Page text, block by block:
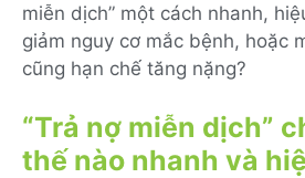
miễn dịch” một cách nhanh,
giảm nguy cơ mắc bệnh, hoặc
cũng hạn chế tăng nặng?
“Trả nợ miễn dịch”
thế nào nhanh và